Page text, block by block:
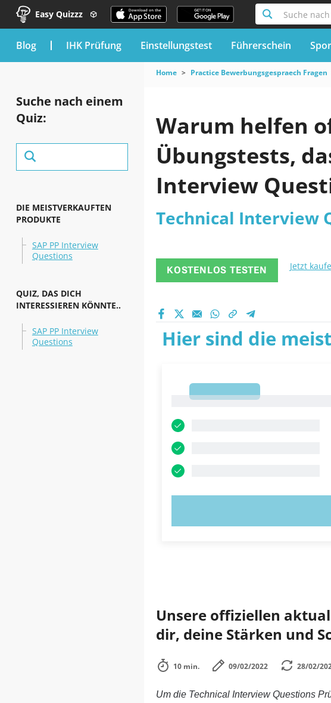
Easy Quizzz Suche
blog IHK Prüfung Einstellungstest Führerschein
Suche nach einem
Quiz:
DIE MEISTVERKAUFTEN
PRODUKTE
SAP PP Interview
Questions
QUIZ, DAS DICH
INTERESSIEREN KÖNNTE..
SAP PP Interview
Questions
Home Practice Bewerbungsgespraech Fragen
Warum helfen
Übungstests,
Interview
Technical Interview
KOSTENLOS TESTEN Jetzt
Hier sind die
Unsere offiziellen
dir, deine Stärken und
10 min. 09/02/2022 28/02/
Um die Technical Interview Questions